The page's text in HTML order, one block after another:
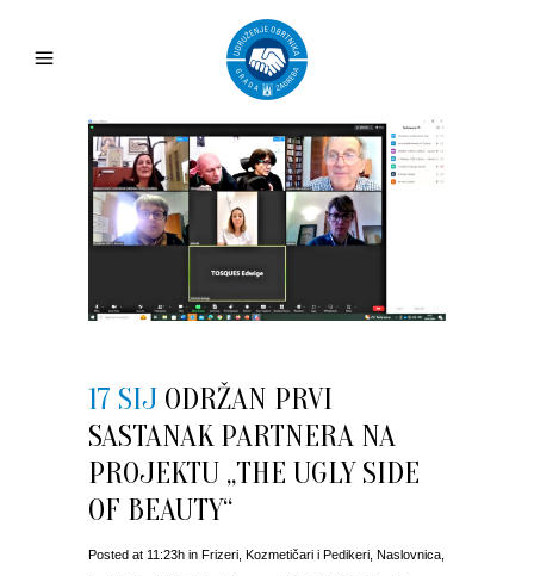
17 SIJ ODRŽAN PRVI
SASTANAK PARTNERA NA
PROJEKTU „THE UGLY SIDE
OF BEAUTY“
Posted at 11:23h in Frizeri Kozmetičari i Pedikeri Naslovnica